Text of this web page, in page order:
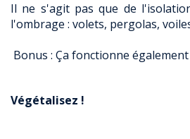
Il ne s'agit pas que de
l'ombrage : volets, pergolas,
Bonus : Ça fonctionne
Végétalisez !